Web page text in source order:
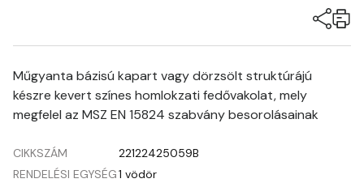
Műgyanta bázisú kapart vagy dörzsölt struktúrájú
készre kevert színes homlokzati fedővakolat, mely
megfelel az MSZ EN 15824 szabvány besorolásainak
CIKKSZÁM
22122425059B
RENDELÉSI EGYSÉG1 vödör